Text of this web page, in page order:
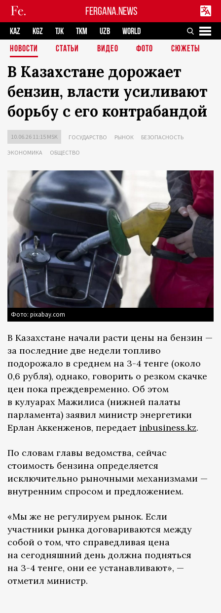
FERGANA.NEWS
KAZ KGZ TJK TKM UZB
WORLD
НОВОСТИ
СТАТЬИ ВИДЕО ФОТО СЮЖЕТЫ
В Казахстане дорожает
бензин, власти усиливают
борьбу с его контрабандой
10.06.26 11:15 MSK ГОСУДАРСТВО РЫНОК БЕЗОПАСНОСТЬ
ЭКОНОМИКА ОБЩЕСТВО
Фото: pixabay.com
В Казахстане начали расти цены на бензин —
за последние две недели топливо
подорожало в среднем на 3-4 тенге (около
0,6 рубля), однако, говорить о резком скачке
цен пока преждевременно. Об этом
в кулуарах Мажилиса (нижней палаты
парламента) заявил министр энергетики
Ерлан Аккенженов, передает inbusiness.kz.
По словам главы ведомства, сейчас
стоимость бензина определяется
исключительно рыночными механизмами —
внутренним спросом и предложением.
«Мы же не регулируем рынок. Если
участники рынка договариваются между
собой о том, что справедливая цена
на сегодняшний день должна подняться
на 3-4 тенге, они ее устанавливают», —
отметил министр.